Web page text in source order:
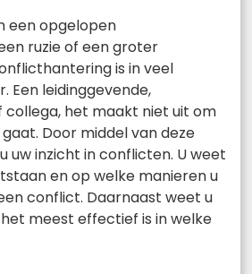
een opgelopen
ruzie of een groter
is in veel
Een leidinggevende,
het maakt niet uit om
Door middel van deze
uw inzicht in conflicten. U weet
en op welke manieren u
conflict. Daarnaast weet u
meest effectief is in welke